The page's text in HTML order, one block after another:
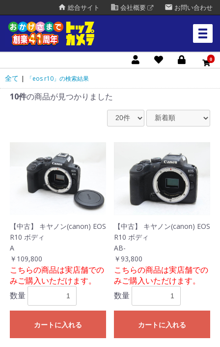
home 総合サイト business 会社概要 mail お問い合わせ
0
全て | 「eos r10」の検索結果
10件の商品が見つかりました
【中古】 キヤノン(canon) EOS
R10 ボディ
A
￥109,800
こちらの商品は実店舗での
みご購入いただけます。
数量
カートに入れる
【中古】 キヤノン(canon) EOS
R10 ボディ
AB-
￥93,800
こちらの商品は実店舗での
みご購入いただけます。
数量
カートに入れる